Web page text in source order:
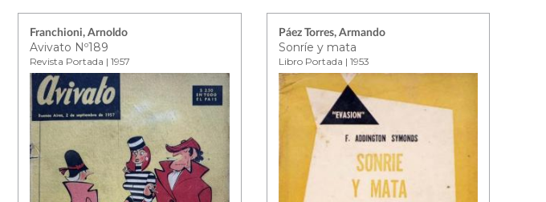
Franchioni, Arnoldo
Avivato Nº189
Revista Portada | 1957
Páez Torres, Armando
Sonríe y mata
Libro Portada | 1953